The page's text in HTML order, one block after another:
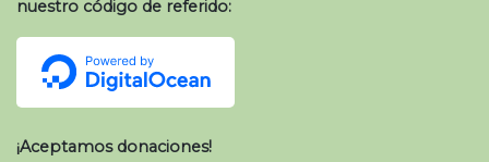
nuestro código de referido:
¡Aceptamos donaciones!